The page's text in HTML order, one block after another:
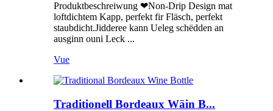
Produktbeschreiwung ❤Non-Drip Design mat
loftdichtem Kapp, perfekt fir Fläsch, perfekt
staubdicht.Jidderee kann Ueleg schëdden an
ausginn ouni Leck ...
Vue
Traditionell Bordeaux Wäin B...